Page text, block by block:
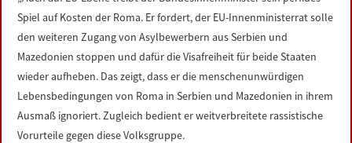
LINKS
DATENSCHUTZERKLÄRUNG
IMPRESSUM
Spiel auf Kosten der Roma. Er fordert, der EU-Innenministerrat solle
den weiteren Zugang von Asylbewerbern aus Serbien und
Mazedonien stoppen und dafür die Visafreiheit für beide Staaten
wieder aufheben. Das zeigt, dass er die menschenunwürdigen
Lebensbedingungen von Roma in Serbien und Mazedonien in ihrem
Ausmaß ignoriert. Zugleich bedient er weitverbreitete rassistische
Vorurteile gegen diese Volksgruppe.